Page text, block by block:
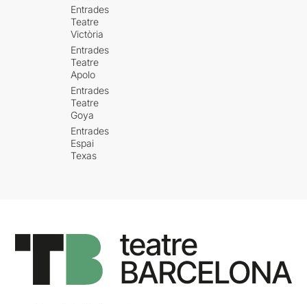
Entrades
Teatre
Victòria
Entrades
Teatre
Apolo
Entrades
Teatre
Goya
Entrades
Espai
Texas